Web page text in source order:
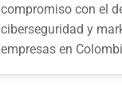
compromiso con el
ciberseguridad y
empresas en